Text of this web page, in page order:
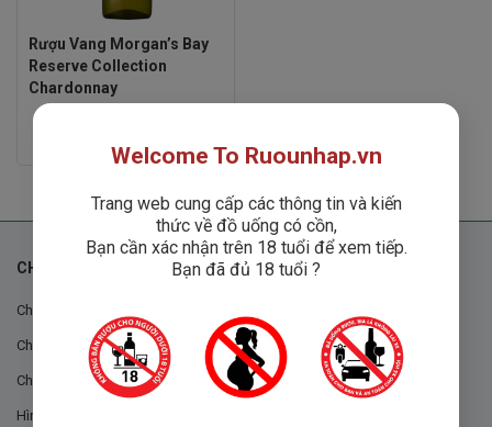
Rượu Vang Morgan’s Bay
Reserve Collection
Chardonnay
Liên hệ
CHÍNH SÁCH
Chính sách chung
Chính sách đổi trả
Chính sách mua hàng
Hình thức thanh toán
Welcome To Ruounhap.vn
Trang web cung cấp các thông tin và kiến
thức về đồ uống có cồn,
Bạn cần xác nhận trên 18 tuổi để xem tiếp.
Bạn đã đủ 18 tuổi ?